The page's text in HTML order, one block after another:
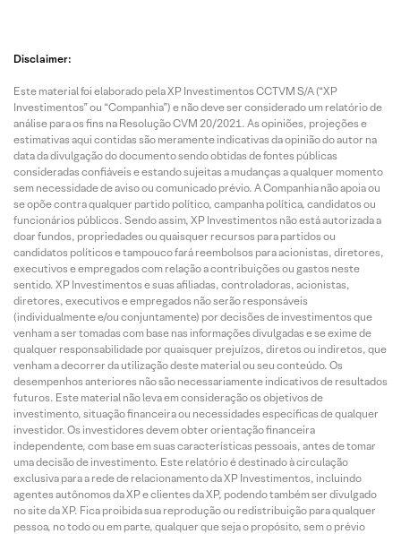
Disclaimer:
Este material foi elaborado pela XP Investimentos CCTVM S/A (“XP
Investimentos” ou “Companhia”) e não deve ser considerado um relatório de
análise para os fins na Resolução CVM 20/2021. As opiniões, projeções e
estimativas aqui contidas são meramente indicativas da opinião do autor na
data da divulgação do documento sendo obtidas de fontes públicas
consideradas confiáveis e estando sujeitas a mudanças a qualquer momento
sem necessidade de aviso ou comunicado prévio. A Companhia não apoia ou
se opõe contra qualquer partido político, campanha política, candidatos ou
funcionários públicos. Sendo assim, XP Investimentos não está autorizada a
doar fundos, propriedades ou quaisquer recursos para partidos ou
candidatos políticos e tampouco fará reembolsos para acionistas, diretores,
executivos e empregados com relação a contribuições ou gastos neste
sentido. XP Investimentos e suas afiliadas, controladoras, acionistas,
diretores, executivos e empregados não serão responsáveis
(individualmente e/ou conjuntamente) por decisões de investimentos que
venham a ser tomadas com base nas informações divulgadas e se exime de
qualquer responsabilidade por quaisquer prejuízos, diretos ou indiretos, que
venham a decorrer da utilização deste material ou seu conteúdo. Os
desempenhos anteriores não são necessariamente indicativos de resultados
futuros. Este material não leva em consideração os objetivos de
investimento, situação financeira ou necessidades específicas de qualquer
investidor. Os investidores devem obter orientação financeira
independente, com base em suas características pessoais, antes de tomar
uma decisão de investimento. Este relatório é destinado à circulação
exclusiva para a rede de relacionamento da XP Investimentos, incluindo
agentes autônomos da XP e clientes da XP, podendo também ser divulgado
no site da XP. Fica proibida sua reprodução ou redistribuição para qualquer
pessoa, no todo ou em parte, qualquer que seja o propósito, sem o prévio